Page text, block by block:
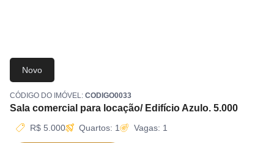
Novo
CÓDIGO DO IMÓVEL: CODIGO0033
Sala comercial para locação/ Edifício Azulo. 5.000
R$ 5.000 Quartos: 1 Vagas: 1